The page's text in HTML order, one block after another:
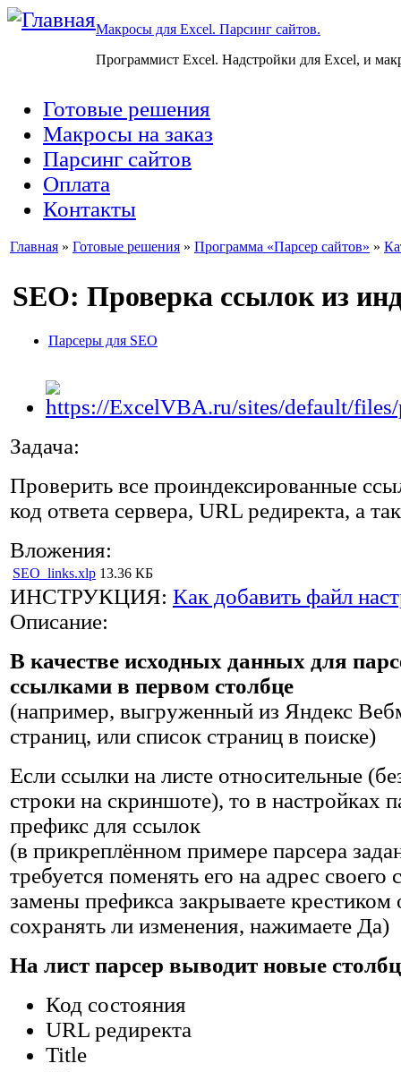
Макросы для Excel. Парсинг сайтов.
Программист Excel. Надстройки для Excel, и
Готовые решения
Макросы на заказ
Парсинг сайтов
Оплата
Контакты
Главная » Готовые решения » Программа «Парсер сайтов» »
SEO: Проверка ссылок из
Парсеры для SEO
Задача:
Проверить все проиндексированные
код ответа сервера, URL редиректа, а
Вложения:
SEO_links.xlp 13.36 КБ
ИНСТРУКЦИЯ: Как добавить файл
Описание:
В качестве исходных данных для
ссылками в первом столбце
(например, выгруженный из Яндекс
страниц, или список страниц в поиске)
Если ссылки на листе относительные
строки на скриншоте), то в настройках
префикс для ссылок
(в прикреплённом примере парсера
требуется поменять его на адрес
замены префикса закрываете крестиком
сохранять ли изменения, нажимаете Да)
На лист парсер выводит новые
Код состояния
URL редиректа
Title